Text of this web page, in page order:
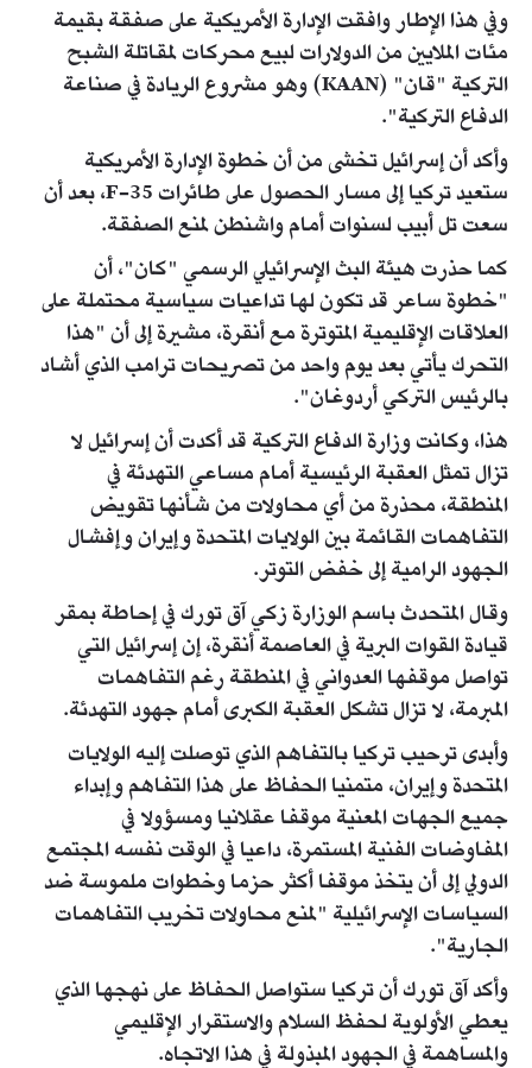
وفي هذا الإطار وافقت الإدارة الأمريكية على صفقة بقيمة
مئات الملايين من الدولارات لبيع محركات لمقاتلة الشبح
التركية "قان" (KAAN) وهو مشروع الريادة في صناعة
الدفاع التركية".
وأكد أن إسرائيل تخشى من أن خطوة الإدارة الأمريكية
ستعيد تركيا إلى مسار الحصول على طائرات F-35، بعد أن
سعت تل أبيب لسنوات أمام واشنطن لمنع الصفقة.
كما حذرت هيئة البث الإسرائيلي الرسمي "كان"، أن
"خطوة ساعر قد تكون لها تداعيات سياسية محتملة على
العلاقات الإقليمية المتوترة مع أنقرة، مشيرة إلى أن "هذا
التحرك يأتي بعد يوم واحد من تصريحات ترامب الذي أشاد
بالرئيس التركي أردوغان".
هذا، وكانت وزارة الدفاع التركية قد أكدت أن إسرائيل لا
تزال تمثل العقبة الرئيسية أمام مساعي التهدئة في
المنطقة، محذرة من أي محاولات من شأنها تقويض
التفاهمات القائمة بين الولايات المتحدة وإيران وإفشال
الجهود الرامية إلى خفض التوتر.
وقال المتحدث باسم الوزارة زكي آق تورك في إحاطة بمقر
قيادة القوات البرية في العاصمة أنقرة، إن إسرائيل التي
تواصل موقفها العدواني في المنطقة رغم التفاهمات
المبرمة، لا تزال تشكل العقبة الكبرى أمام جهود التهدئة.
وأبدى ترحيب تركيا بالتفاهم الذي توصلت إليه الولايات
المتحدة وإيران، متمنيا الحفاظ على هذا التفاهم وإبداء
جميع الجهات المعنية موقفا عقلانيا ومسؤولا في
المفاوضات الفنية المستمرة، داعيا في الوقت نفسه المجتمع
الدولي إلى أن يتخذ موقفا أكثر حزما وخطوات ملموسة ضد
السياسات الإسرائيلية "لمنع محاولات تخريب التفاهمات
الجارية".
وأكد آق تورك أن تركيا ستواصل الحفاظ على نهجها الذي
يعطي الأولوية لحفظ السلام والاستقرار الإقليمي
والمساهمة في الجهود المبذولة في هذا الاتجاه.